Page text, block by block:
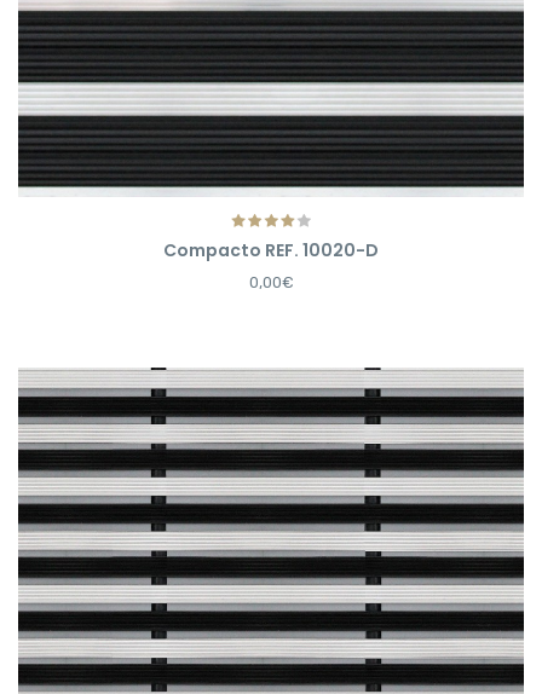
Compacto REF. 10020-D
0,00€